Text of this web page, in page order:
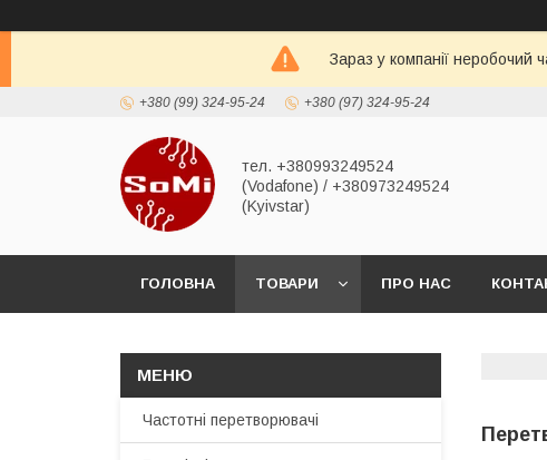
Зараз у компанії неробочий
+380 (99) 324-95-24 +380 (97) 324-95-24
тел. +380993249524
(Vodafone) / +380973249524
(Kyivstar)
ГОЛОВНА ТОВАРИ ПРО НАС
Частотні перетворювачі